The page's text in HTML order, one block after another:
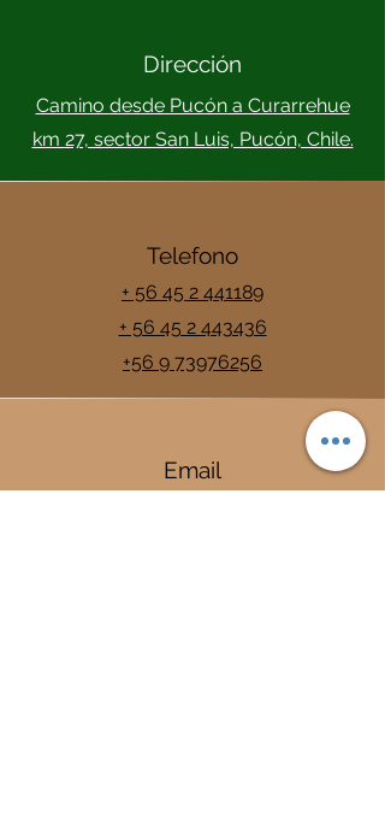
Dirección
Camino desde Pucón a Curarrehue
km 27, sector San Luis, Pucón, Chile.
Telefono
+ 56 45 2 441189
+ 56 45 2 443436
+56 9 73976256
Email